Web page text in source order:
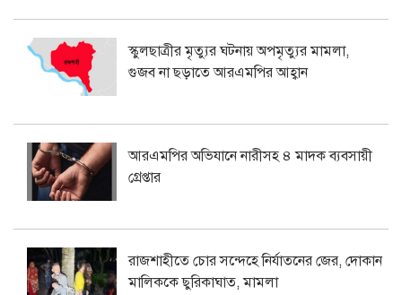
স্কুলছাত্রীর মৃত্যুর ঘটনায় অপমৃত্যুর মামলা,
গুজব না ছড়াতে আরএমপির আহ্বান
আরএমপির অভিযানে নারীসহ ৪ মাদক ব্যবসায়ী
গ্রেপ্তার
রাজশাহীতে চোর সন্দেহে নির্যাতনের জের, দোকান
মালিককে ছুরিকাঘাত, মামলা